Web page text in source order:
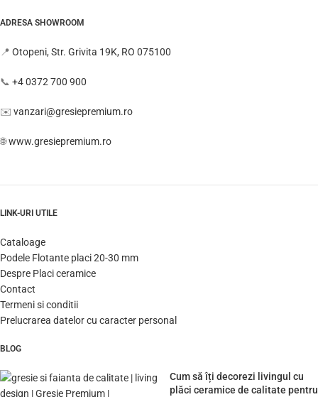
ADRESA SHOWROOM
📍 Otopeni, Str. Grivita 19K, RO 075100
📞 +4 0372 700 900
✉️ vanzari@gresiepremium.ro
🌐www.gresiepremium.ro
LINK-URI UTILE
Cataloage
Podele Flotante placi 20-30 mm
Despre Placi ceramice
Contact
Termeni si conditii
Prelucrarea datelor cu caracter personal
BLOG
Cum să îți decorezi livingul cu
plăci ceramice de calitate pentru